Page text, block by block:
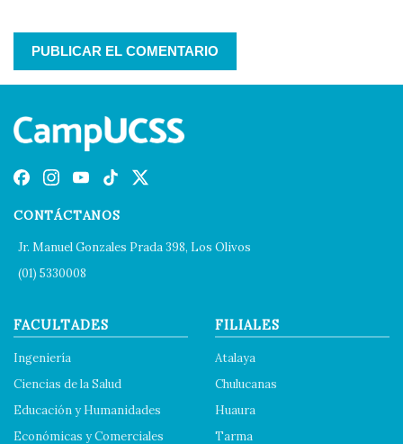
CONTÁCTANOS
Jr. Manuel Gonzales Prada 398, Los Olivos
(01) 5330008
FACULTADES
Ingeniería
Ciencias de la Salud
Educación y Humanidades
Económicas y Comerciales
FILIALES
Atalaya
Chulucanas
Huaura
Tarma